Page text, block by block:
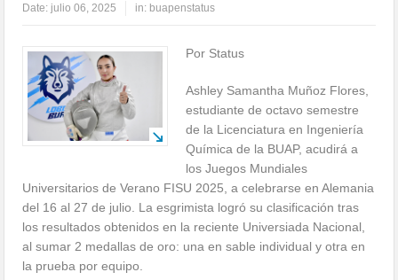
Date: julio 06, 2025 in: buapenstatus
Por Status
Ashley Samantha Muñoz Flores,
estudiante de octavo semestre
de la Licenciatura en Ingeniería
Química de la BUAP, acudirá a
los Juegos Mundiales
Universitarios de Verano FISU 2025, a celebrarse en Alemania
del 16 al 27 de julio. La esgrimista logró su clasificación tras
los resultados obtenidos en la reciente Universiada Nacional,
al sumar 2 medallas de oro: una en sable individual y otra en
la prueba por equipo.